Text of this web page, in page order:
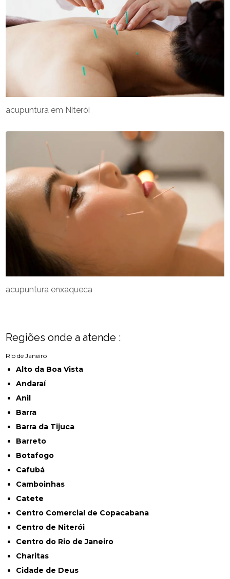
acupuntura enxaqueca
acupuntura em Niterói
Regiões onde a atende :
Rio de Janeiro
Alto da Boa Vista
Andaraí
Anil
Barra
Barra da Tijuca
Barreto
Botafogo
Cafubá
Camboinhas
Catete
Centro Comercial de Copacabana
Centro de Niterói
Centro do Rio de Janeiro
Charitas
Cidade de Deus